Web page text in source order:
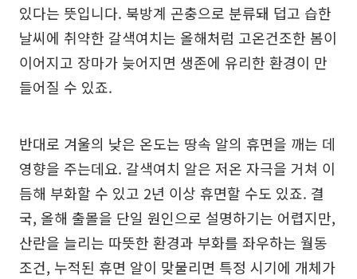
있다는 뜻입니다. 북방계 곤충으로 분류돼 덥고 습한
날씨에 취약한 갈색여치는 올해처럼 고온건조한 봄이
이어지고 장마가 늦어지면 생존에 유리한 환경이 만
들어질 수 있죠.
반대로 겨울의 낮은 온도는 땅속 알의 휴면을 깨는 데
영향을 주는데요. 갈색여치 알은 저온 자극을 거쳐 이
듬해 부화할 수 있고 2년 이상 휴면할 수도 있죠. 결
국, 올해 출몰을 단일 원인으로 설명하기는 어렵지만,
산란을 늘리는 따뜻한 환경과 부화를 좌우하는 월동
조건, 누적된 휴면 알이 맞물리면 특정 시기에 개체가